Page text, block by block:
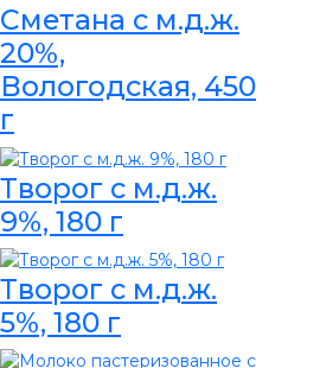
Сметана с м.д.ж.
20%,
Вологодская, 450
г
Творог с м.д.ж.
9%, 180 г
Творог с м.д.ж.
5%, 180 г